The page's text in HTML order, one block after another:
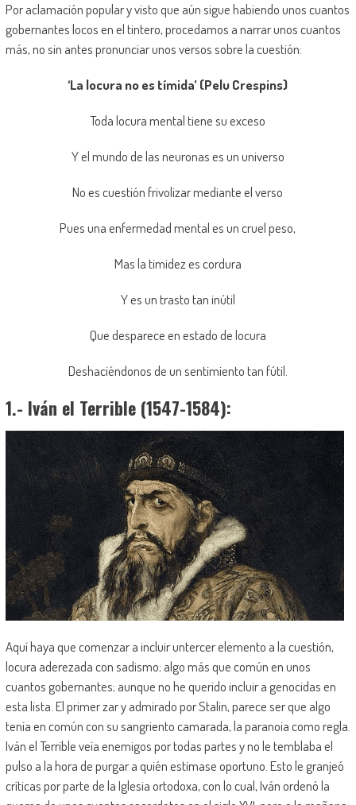
Por aclamación popular y visto que aún sigue habiendo unos cuantos
gobernantes locos en el tintero, procedamos a narrar unos cuantos
más, no sin antes pronunciar unos versos sobre la cuestión:
‘La locura no es tímida’ (Pelu Crespins)
Toda locura mental tiene su exceso
Y el mundo de las neuronas es un universo
No es cuestión frivolizar mediante el verso
Pues una enfermedad mental es un cruel peso,
Mas la timidez es cordura
Y es un trasto tan inútil
Que desparece en estado de locura
Deshaciéndonos de un sentimiento tan fútil.
1.- Iván el Terrible (1547-1584):
Aquí haya que comenzar a incluir untercer elemento a la cuestión,
locura aderezada con sadismo; algo más que común en unos
cuantos gobernantes; aunque no he querido incluir a genocidas en
esta lista. El primer zar y admirado por Stalin, parece ser que algo
tenía en común con su sangriento camarada, la paranoia como regla.
Iván el Terrible veía enemigos por todas partes y no le temblaba el
pulso a la hora de purgar a quién estimase oportuno. Esto le granjeó
críticas por parte de la Iglesia ortodoxa, con lo cual, Iván ordenó la